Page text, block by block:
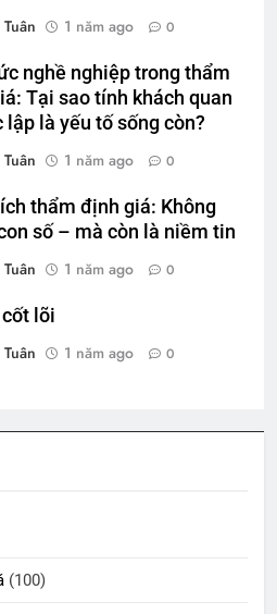
1 năm ago 0
nghề nghiệp trong thẩm
Tại sao tính khách quan
lập là yếu tố sống còn?
1 năm ago 0
thẩm định giá: Không
số – mà còn là niềm tin
1 năm ago 0
lõi
1 năm ago 0
(100)